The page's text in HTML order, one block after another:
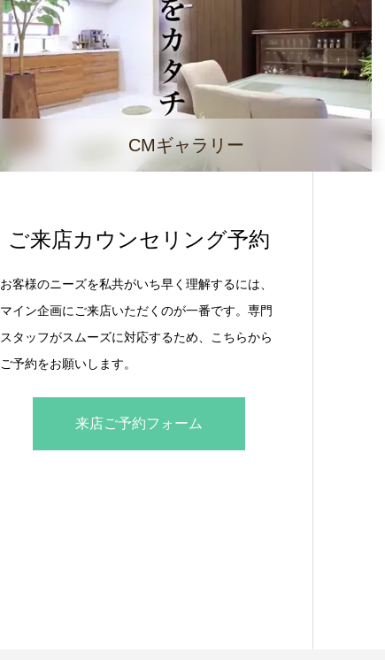
CMギャラリー
ご来店カウンセリング予約
お客様のニーズを私共がいち早く理解するには、
マイン企画にご来店いただくのが一番です。専門
スタッフがスムーズに対応するため、こちらから
ご予約をお願いします。
来店ご予約フォーム